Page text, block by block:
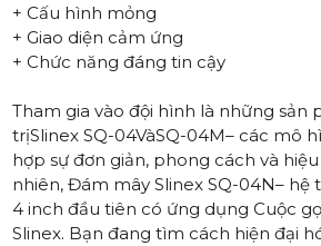
+ Cấu hình mỏng
+ Giao diện cảm ứng
+ Chức năng đáng tin cậy
Tham gia vào đội hình là những sản
trịSlinex SQ-04VàSQ-04M– các mô
hợp sự đơn giản, phong cách và
nhiên,Đám mây Slinex SQ-04N– hệ
4 inch đầu tiên có ứng dụng Cuộc
Slinex. Bạn đang tìm cách hiện đại